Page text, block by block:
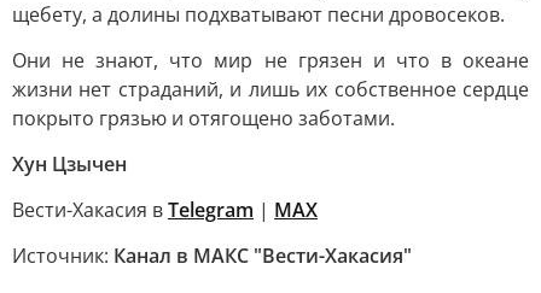
щебету, а долины подхватывают песни дровосеков.
Они не знают, что мир не грязен и что в океане
жизни нет страданий, и лишь их собственное сердце
покрыто грязью и отягощено заботами.
Хун Цзычен
Вести-Хакасия вTelegram | MAX
Источник: Канал в МАКС "Вести-Хакасия"